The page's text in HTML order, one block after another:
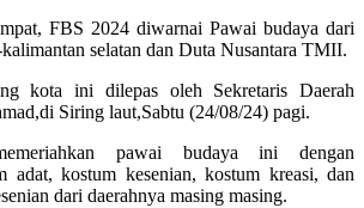
FBS 2024 diwarnai Pawai budaya dari
selatan dan Duta Nusantara TMII.
kota ini dilepas oleh Sekretaris Daerah
Siring laut,Sabtu (24/08/24) pagi.
pawai budaya ini dengan
adat, kostum kesenian, kostum kreasi, dan
dari daerahnya masing masing.